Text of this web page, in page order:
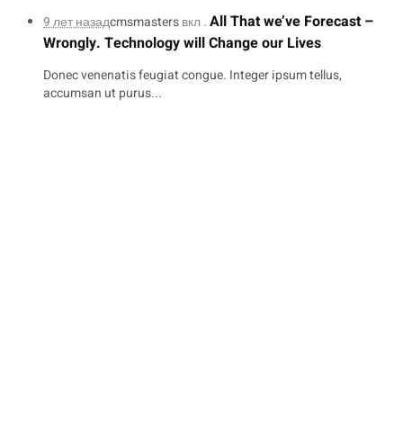
9 лет назадcmsmastersвкл .All That we’ve Forecast –
Wrongly. Technology will Change our Lives
Donec venenatis feugiat congue. Integer ipsum tellus,
accumsan ut purus...